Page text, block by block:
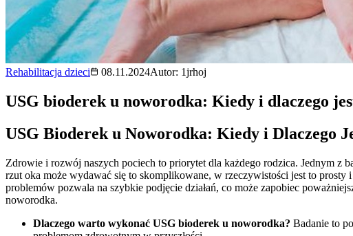
Rehabilitacja dzieci 08.11.2024Autor: 1jrhoj
USG bioderek u noworodka: Kiedy i dlaczego
USG Bioderek u Noworodka: Kiedy i Dlaczego
Zdrowie i rozwój naszych pociech to priorytet dla każdego rodzica. Jednym z
rzut oka może wydawać się to skomplikowane, w rzeczywistości jest to
problemów pozwala na szybkie podjęcie działań, co może zapobiec
noworodka.
Dlaczego warto wykonać USG bioderek u noworodka? Badanie to